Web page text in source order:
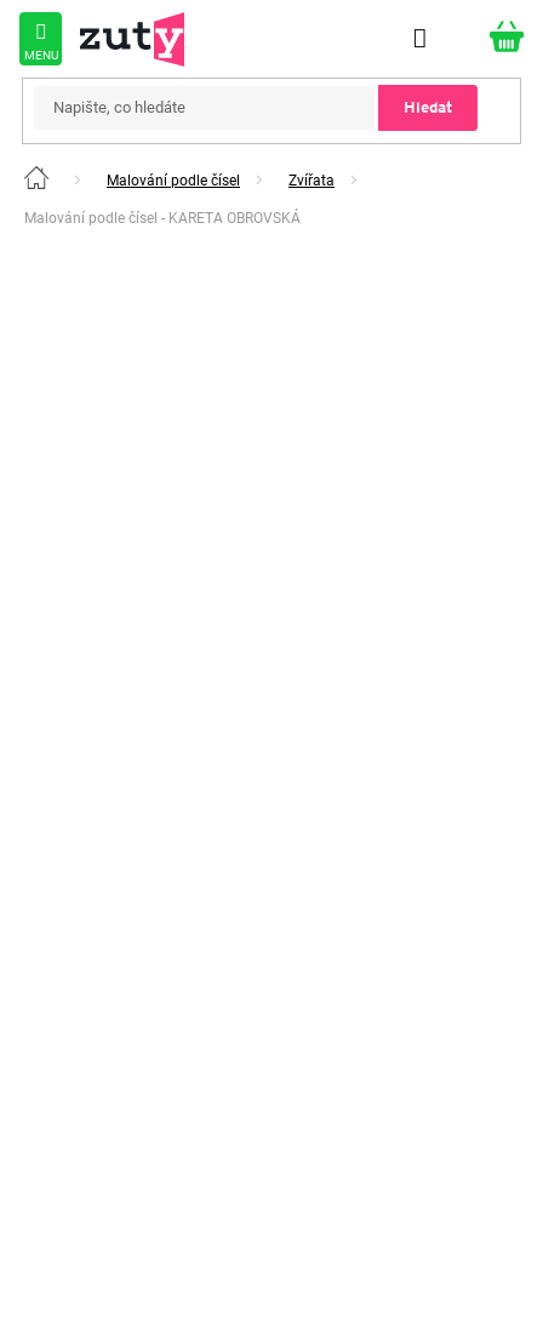
Přejít
obsah
Hledat
Domů Malování podle čísel Zvířata
Malování podle čísel - KARETA OBROVSKÁ